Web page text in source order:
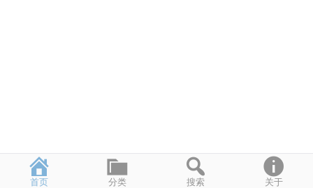
首页 分类 搜索 关于